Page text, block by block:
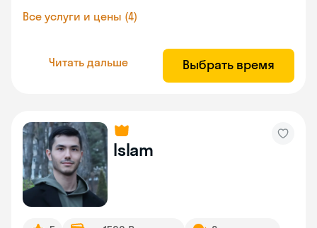
Все услуги и цены (4)
Читать дальше Выбрать время
Islam